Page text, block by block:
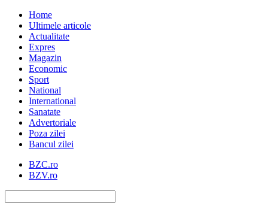
Home
Ultimele articole
Actualitate
Expres
Magazin
Economic
Sport
National
International
Sanatate
Advertoriale
Poza zilei
Bancul zilei
BZC.ro
BZV.ro